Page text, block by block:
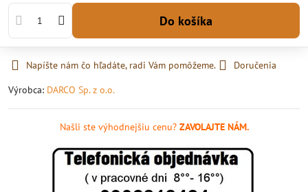
Do košíka
Napíšte nám čo hľadáte, radi Vám pomôžeme.
Doručenia
Výrobca: DARCO Sp. z o.o.
Našli ste výhodnejšiu cenu?ZAVOLAJTE NÁM.